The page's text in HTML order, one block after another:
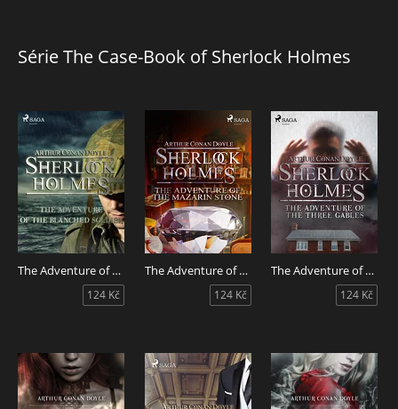
Série The Case-Book of Sherlock Holmes
The Adventure of the Blanched Soldier
124 Kč
The Adventure of the Mazarin Stone
124 Kč
The Adventure of the Three Gables
124 Kč